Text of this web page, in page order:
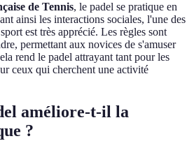
de Tennis, le padel se pratique en
ainsi les interactions sociales, l'une des
est très apprécié. Les règles sont
permettant aux novices de s'amuser
rend le padel attrayant tant pour les
ceux qui cherchent une activité
améliore-t-il la
?